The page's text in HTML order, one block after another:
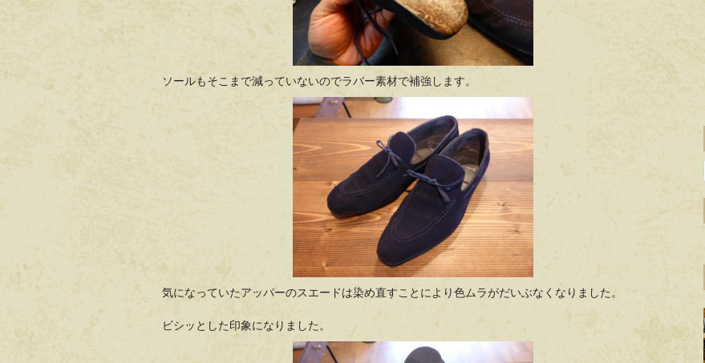
ソールもそこまで減っていないのでラバー素材で補強します。
気になっていたアッパーのスエードは染め直すことにより色ムラがだいぶなくなりました。
ビシッとした印象になりました。